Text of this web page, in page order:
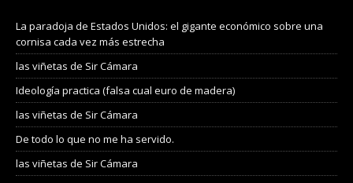
La paradoja de Estados Unidos: el gigante económico sobre una
cornisa cada vez más estrecha
las viñetas de Sir Cámara
Ideología practica (falsa cual euro de madera)
las viñetas de Sir Cámara
De todo lo que no me ha servido.
las viñetas de Sir Cámara